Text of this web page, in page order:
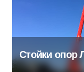
Стойки опор